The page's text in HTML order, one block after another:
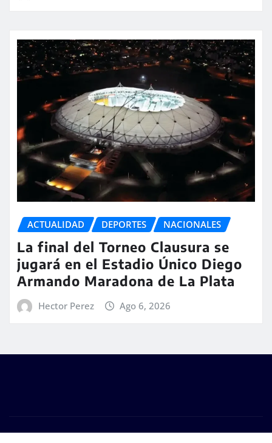
ACTUALIDAD DEPORTES NACIONALES
La final del Torneo Clausura se
jugará en el Estadio Único Diego
Armando Maradona de La Plata
Hector Perez Ago 6, 2026